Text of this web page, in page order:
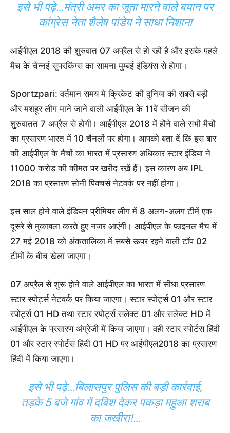
इसे भी पढ़े…मंत्री अमर का जूता मारने वाले बयान पर
कांग्रेस नेता शैलेष पांडेय ने साधा निशाना
आईपीएल 2018 की शुरुवात 07 अप्रैल से हो रही है और इसके पहले
मैच के चेन्नई सुपरकिंग्स का सामना मुम्बई इंडियंस से होगा।
Sportzpari: वर्तमान समय मे क्रिकेट की दुनिया की सबसे बड़ी
और मशहूर लीग माने जाने वाली आईपीएल के 11वें सीजन की
शुुुरुवातत 7 अप्रैल से होगी। आईपीएल 2018 में होंंने वाले सभी मैचों
का प्रसारण भारत में 10 चैनलों पर होगा। आपको बता दें कि इस बार
की आईपीएल के मैचों का भारत में प्रसारण अधिकार स्टार इंडिया ने
11000 करोड़ की कीमत पर खरीद रखें हैं। इस कारण अब IPL
2018 का प्रसारण सोनी पिक्चर्स नेटवर्क पर नहीं होगा।
इस साल होने वाले इंडियन प्रीमियर लीग में 8 अलग-अलग टीमें एक
दूसरे से मुकाबला करते हुए नजर आएंगी। आईपीएल के फाइनल मैच में
27 मई 2018 को अंकतालिका में सबसे ऊपर रहने वाली टॉप 02
टीमों के बीच खेला जाएगा।
07 अप्रैल से शुरू होने वाले आईपीएल का भारत में सीधा प्रसारण
स्टार स्पोर्ट्स नेटवर्क पर किया जाएगा। स्टार स्पोर्ट्स 01 और स्टार
स्पोर्ट्स 01 HD तथा स्टार स्पोर्ट्स सलेक्ट 01 और सलेक्ट HD में
आईपीएल के प्रसारण अंग्रेजी में किया जाएगा। वही स्टार स्पोर्टस हिंदी
01 और स्टार स्पोर्टस हिंदी 01 HD पर आईपीएल2018 का प्रसारण
हिंदी में किया जाएगा।
इसे भी पढ़े…बिलासपुर पुलिस की बड़ी कार्रवाई,
तड़के 5 बजे गांव में दबिश देकर पकड़ा महुआ शराब
का जखीरा!…